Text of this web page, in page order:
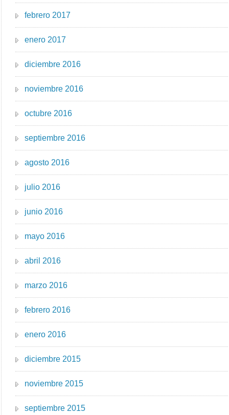
febrero 2017
enero 2017
diciembre 2016
noviembre 2016
octubre 2016
septiembre 2016
agosto 2016
julio 2016
junio 2016
mayo 2016
abril 2016
marzo 2016
febrero 2016
enero 2016
diciembre 2015
noviembre 2015
septiembre 2015